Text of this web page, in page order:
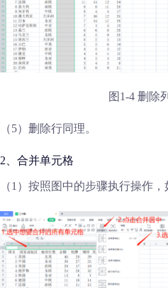
图1-4 删除列
（5）删除行同理。
2、合并单元格
（1）按照图中的步骤执行操作，